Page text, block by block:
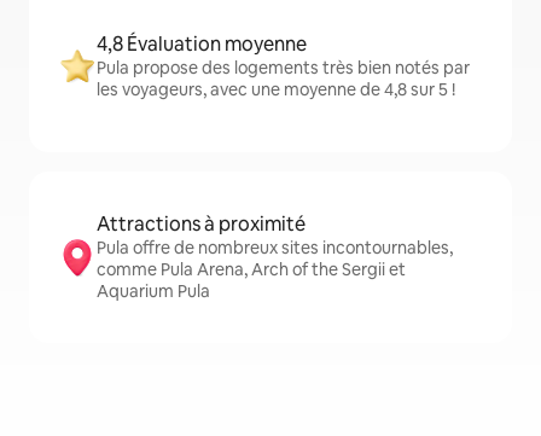
4,8 Évaluation moyenne
Pula propose des logements très bien notés par
les voyageurs, avec une moyenne de 4,8 sur 5 !
Attractions à proximité
Pula offre de nombreux sites incontournables,
comme Pula Arena, Arch of the Sergii et
Aquarium Pula